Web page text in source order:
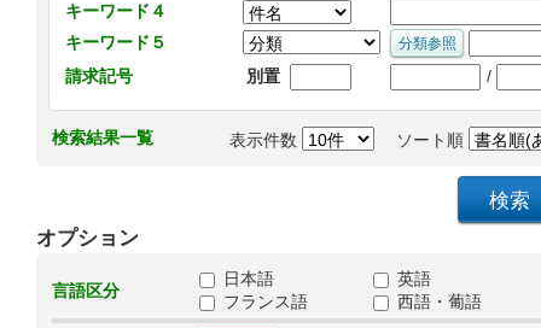
キーワード４
キーワード５
請求記号
別置 /
検索結果一覧 表示件数 ソート順
オプション
言語区分
日本語
英語
フランス語
西語・葡語